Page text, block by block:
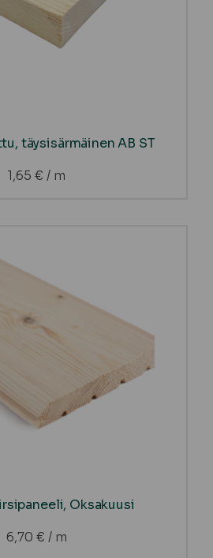
täysisärmäinen AB ST
1,65 € / m
Oksakuusi
6,70 € / m